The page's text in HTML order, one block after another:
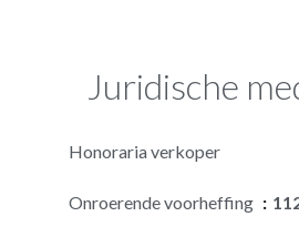
Juridische
Honoraria verkoper
Onroerende voorheffing